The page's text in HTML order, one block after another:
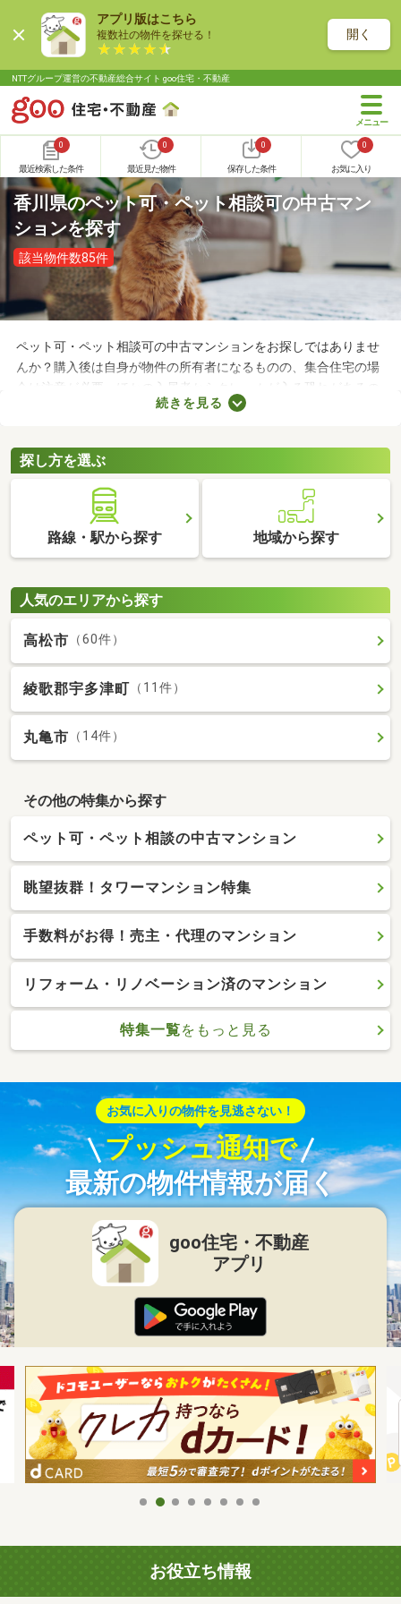
アプリ版はこちら
複数社の物件を探せる！ 開く
NTTグループ運営の不動産総合サイト goo住宅・不動産
0
最近検索した条件
0
最近見た物件
0
保存した条件
0
お気に入り
香川県のペット可・ペット相談可の中古マン
ションを探す
該当物件数85件
ペット可・ペット相談可の中古マンションをお探しではありませ
んか？購入後は自身が物件の所有者になるものの、集合住宅の場
合は注意が必要。ほかの入居者からクレームが入る恐れがあるの
で、大切な家族と引っ越す際は、ペット可の物件を選ぶことが大
するので、ペットと快適に暮らせるお部屋を見つけてください
ね。
続きを見る
探し方を選ぶ
路線・駅から探す 地域から探す
人気のエリアから探す
高松市 （60件）
綾歌郡宇多津町 （11件）
丸亀市 （14件）
その他の特集から探す
ペット可・ペット相談の中古マンション
眺望抜群！タワーマンション特集
手数料がお得！売主・代理のマンション
リフォーム・リノベーション済のマンション
特集一覧をもっと見る
お気に入りの物件を見逃さない！
プッシュ通知で
最新の物件情報が届く
goo住宅・不動産
アプリ
お役立ち情報